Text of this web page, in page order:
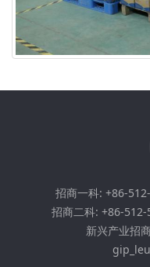
招商一科: +86-
招商二科: +86-
新兴产业招